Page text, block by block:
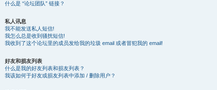
什么是 “论坛团队” 链接？
私人讯息
我不能发送私人短信!
我怎么总是收到骚扰短信!
我收到了这个论坛里的成员发给我的垃圾 email 或者冒犯我的 email!
好友和损友列表
什么是我的好友列表和损友列表？
我该如何于好友或损友列表中添加 / 删除用户？